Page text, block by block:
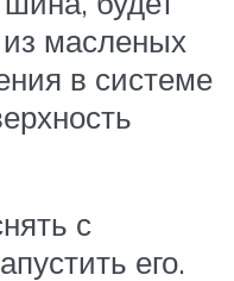
из масленых
в системе
с
его.